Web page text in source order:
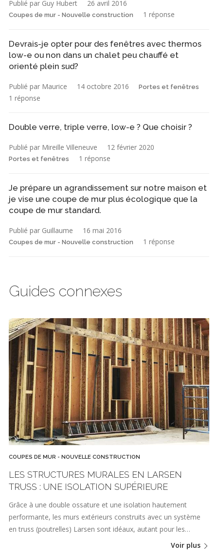
Publié par Guy Hubert 26 avril 2016
Coupes de mur - Nouvelle construction 1 réponse
Devrais-je opter pour des fenêtres avec thermos
low-e ou non dans un chalet peu chauffé et
orienté plein sud?
Publié par Maurice 14 octobre 2016 Portes et fenêtres
1 réponse
Double verre, triple verre, low-e ? Que choisir ?
Publié par Mireille Villeneuve 12 février 2020
Portes et fenêtres 1 réponse
Je prépare un agrandissement sur notre maison et
je vise une coupe de mur plus écologique que la
coupe de mur standard.
Publié par Guillaume 16 mai 2016
Coupes de mur - Nouvelle construction 1 réponse
Guides connexes
COUPES DE MUR - NOUVELLE CONSTRUCTION
LES STRUCTURES MURALES EN LARSEN
TRUSS : UNE ISOLATION SUPÉRIEURE
Grâce à une double ossature et une isolation hautement
performante, les murs extérieurs construits avec un système
en truss (poutrelles) Larsen sont idéaux, autant pour les…
Voir plus